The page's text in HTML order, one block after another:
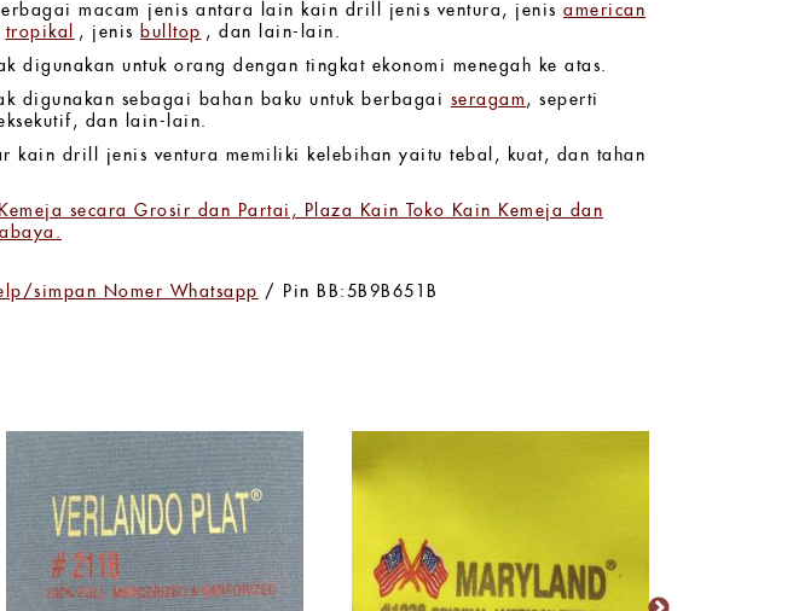
macam jenis antara lain kain drill jenis ventura, jenisamerican
tropikal , jenis bulltop , dan lain-lain.
digunakan untuk orang dengan tingkat ekonomi menegah ke atas.
digunakan sebagai bahan baku untuk berbagai seragam, seperti
dan lain-lain.
kain drill jenis ventura memiliki kelebihan yaitu tebal, kuat, dan tahan
secara Grosir dan Partai, Plaza Kain Toko Kain Kemeja dan
simpan Nomer Whatsapp / Pin BB:5B9B651B